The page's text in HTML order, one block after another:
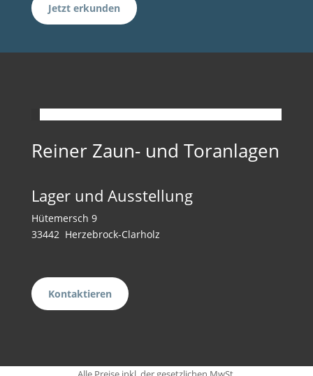
Jetzt erkunden
Reiner Zaun- und Toranlagen
Lager und Ausstellung
Hütemersch 9
33442 Herzebrock-Clarholz
Kontaktieren